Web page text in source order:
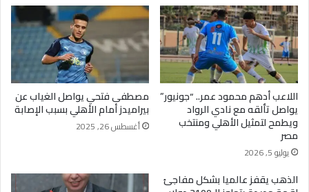
اللاعب أدهم محمود عمر.. “جونيور”
يواصل تألقه مع نادي الرواد
ويطمح لتمثيل الأهلي ومنتخب
مصر
يوليو 5, 2026
مصطفى فتحي يواصل الغياب عن
بيراميدز أمام الأهلي بسبب الإصابة
أغسطس 26, 2025
الذهب يقفز عالميا بشكل مفاجئ